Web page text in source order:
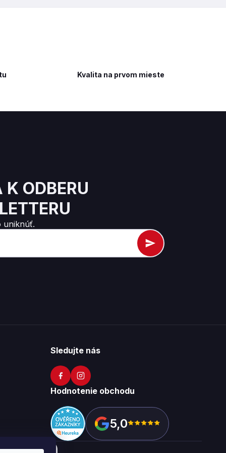
Kvalita na prvom mieste
ODBERU
uniknúť.
Sledujte nás
Hodnotenie obchodu
5,0